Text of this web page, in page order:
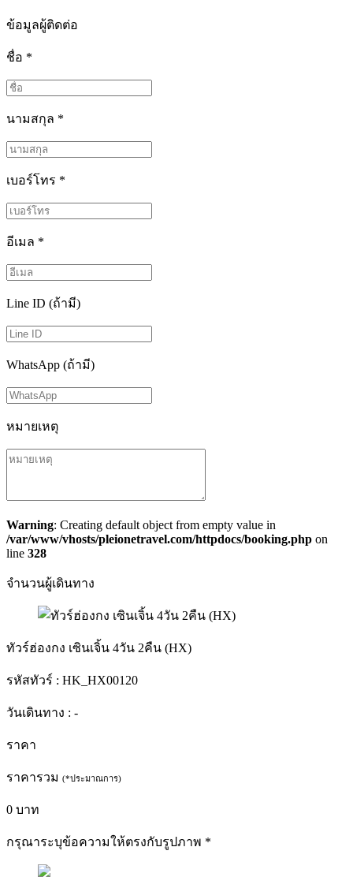
ข้อมูลผู้ติดต่อ
ชื่อ *
นามสกุล *
เบอร์โทร *
อีเมล *
Line ID (ถ้ามี)
WhatsApp (ถ้ามี)
หมายเหตุ
Warning: Creating default object from empty value in
/var/www/vhosts/pleionetravel.com/httpdocs/booking.php on
line 328
จำนวนผู้เดินทาง
ทัวร์ฮ่องกง เซินเจิ้น 4วัน 2คืน (HX)
รหัสทัวร์ : HK_HX00120
วันเดินทาง : -
ราคา
ราคารวม (*ประมาณการ)
0 บาท
กรุณาระบุข้อความให้ตรงกับรูปภาพ *